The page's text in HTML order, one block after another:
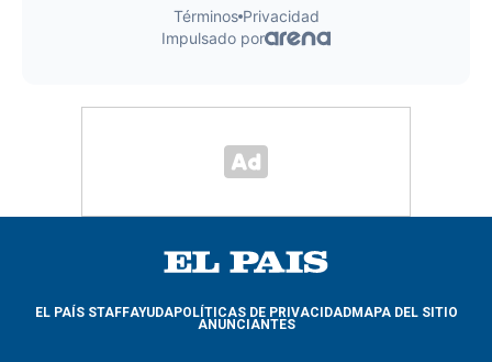
EL PAÍS STAFFAYUDAPOLÍTICAS DE PRIVACIDADMAPA DEL SITIO
ANUNCIANTES